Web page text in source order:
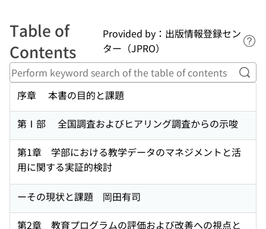
Table of
Contents
Provided by：出版情報登録セン
ター（JPRO）
序章 本書の目的と課題
第Ⅰ部 全国調査およびヒアリング調査からの示唆
第1章 学部における教学データのマネジメントと活
用に関する実証的検討
ーその現状と課題 岡田有司
第2章 教育プログラムの評価および改善への視点と